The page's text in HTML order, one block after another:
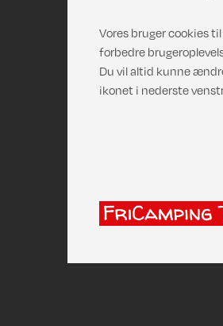
Vores bruger cookies
forbedre
Du vil altid kunne
ikonet i nederste